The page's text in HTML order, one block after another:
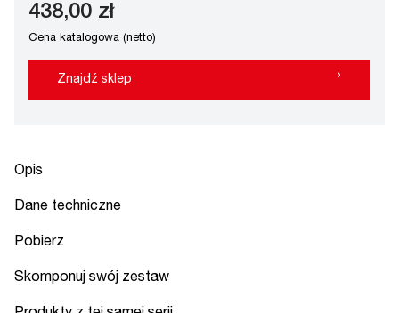
438,00 zł
Cena katalogowa (netto)
Znajdź sklep ›
Opis
Dane techniczne
Pobierz
Skomponuj swój zestaw